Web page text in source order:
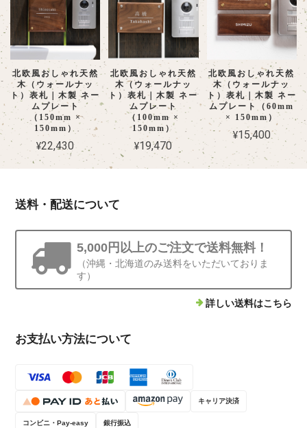
てとても嬉しかったです。ありがとうございます。
ステンレス切文字用 取付補助スペーサー
5mm
2026/07/04
二世帯分の表札をお願いしました デザインの確認もできたので安心し
て 届くのを待つことができました キラキラしていて可愛いです
かなりこだわりがあり、細かな修正をお願いしてしまいましたが、と
ても丁寧かつ迅速に対応してくださいました。 こちらの要望に寄り添
理想通りの素晴らしい表札が完成しました。 これからずっと大切にし
2026/06/17
北欧風おしゃれ天然
木（ウォールナッ
ト）表札｜木製 ネー
ムプレート
（150mm ×
150mm）
¥22,430
北欧風おしゃれ天然
木（ウォールナッ
ト）表札｜木製 ネー
ムプレート
（100mm ×
150mm）
¥19,470
北欧風おしゃれ天然
木（ウォールナッ
ト）表札｜木製 ネー
ムプレート（60mm
× 150mm）
¥15,400
送料・配送について
5,000円以上のご注文で送料無料！
（沖縄・北海道のみ送料をいただいておりま
す）
詳しい送料はこちら
お支払い方法について
キャリア決済
コンビニ・Pay-easy 銀行振込